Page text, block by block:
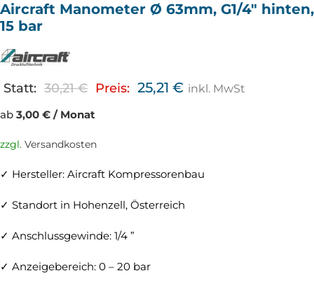
Aircraft Manometer Ø 63mm, G1/4″ hinten,
15 bar
Statt: 30,21€ Preis: 25,21 € inkl. MwSt
ab 3,00 € / Monat
zzgl. Versandkosten
✓ Hersteller: Aircraft Kompressorenbau
✓ Standort in Hohenzell, Österreich
✓ Anschlussgewinde: 1/4 ”
✓ Anzeigebereich: 0 – 20 bar